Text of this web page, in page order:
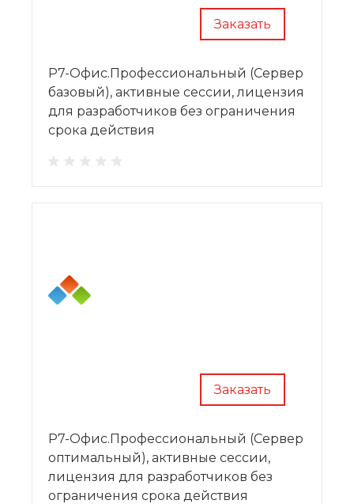
Заказать
Р7-Офис.Профессиональный (Сервер
базовый), активные сессии, лицензия
для разработчиков без ограничения
срока действия
Заказать
Р7-Офис.Профессиональный (Сервер
оптимальный), активные сессии,
лицензия для разработчиков без
ограничения срока действия